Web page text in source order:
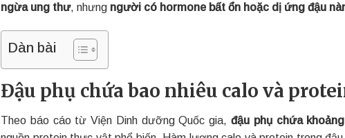
ngừa ung thư, nhưng người có hormone bất ổn hoặc dị ứng đậu
Dàn bài
Đậu phụ chứa bao nhiêu calo và
Theo báo cáo từ Viện Dinh dưỡng Quốc gia, đậu phụ chứa